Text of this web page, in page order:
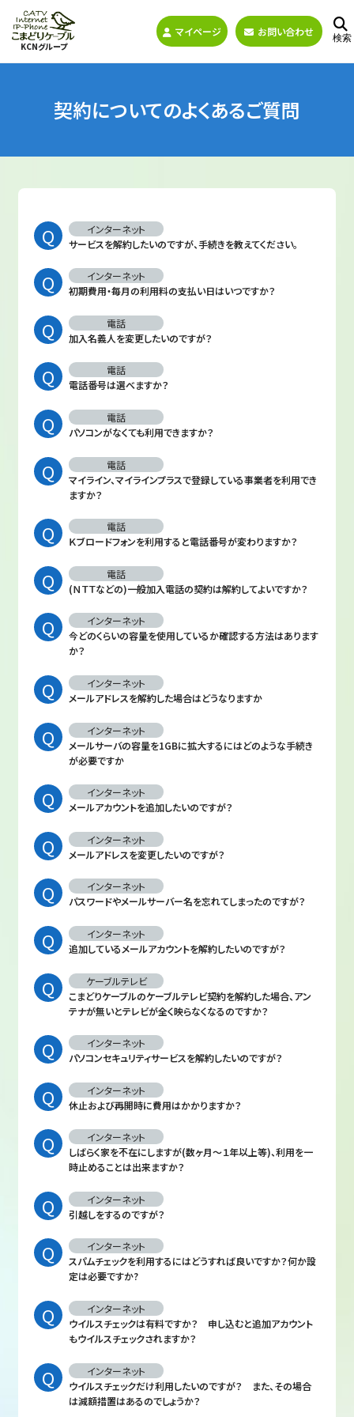
KCNグループ
マイページ お問い合わせ 検索
契約についてのよくあるご質問
インターネット
サービスを解約したいのですが、手続きを教えてください。
インターネット
初期費用・毎月の利用料の支払い日はいつですか？
電話
加入名義人を変更したいのですが？
電話
電話番号は選べますか？
電話
パソコンがなくても利用できますか？
電話
マイライン、マイラインプラスで登録している事業者を利用でき
ますか？
電話
Ｋブロードフォンを利用すると電話番号が変わりますか？
電話
(ＮＴＴなどの)一般加入電話の契約は解約してよいですか？
インターネット
今どのくらいの容量を使用しているか確認する方法はあります
か？
インターネット
メールアドレスを解約した場合はどうなりますか
インターネット
メールサーバの容量を1GBに拡大するにはどのような手続き
が必要ですか
インターネット
メールアカウントを追加したいのですが？
インターネット
メールアドレスを変更したいのですが？
インターネット
パスワードやメールサーバー名を忘れてしまったのですが？
インターネット
追加しているメールアカウントを解約したいのですが？
ケーブルテレビ
こまどりケーブルのケーブルテレビ契約を解約した場合、アン
テナが無いとテレビが全く映らなくなるのですか？
インターネット
パソコンセキュリティサービスを解約したいのですが？
インターネット
休止および再開時に費用はかかりますか？
インターネット
しばらく家を不在にしますが(数ヶ月～１年以上等)、利用を一
時止めることは出来ますか？
インターネット
引越しをするのですが？
インターネット
スパムチェックを利用するにはどうすれば良いですか？何か設
定は必要ですか?
インターネット
ウイルスチェックは有料ですか？ 申し込むと追加アカウント
もウイルスチェックされますか？
インターネット
ウイルスチェックだけ利用したいのですが？ また、その場合
は減額措置はあるのでしょうか？